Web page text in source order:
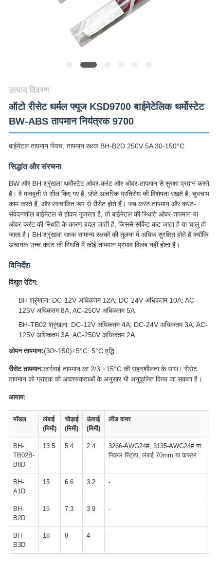
POLICY
उत्पाद विवरण
ऑटो रीसेट थर्मल फ्यूज KSD9700 बाईमेटेलिक थर्मोस्टेट
BW-ABS तापमान नियंत्रक 9700
बाईमेटल तापमान स्विच, तापमान रक्षक BH-B2D 250V 5A 30-150°C
सिद्धांत और संरचना
BW और BH श्रृंखला थर्मोस्टेट ओवर-करंट और ओवर-तापमान से सुरक्षा प्रदान करते
हैं। वे मजबूती से सील किए गए हैं, छोटे आंतरिक प्रतिरोध की विशेषता रखते हैं, चुपचाप
काम करते हैं, और स्वचालित रूप से रीसेट होते हैं। जब करंट तापमान और करंट-
संवेदनशील बाईमेटल से होकर गुजरता है, तो बाईमेटल की स्थिति ओवर-तापमान या
ओवर-करंट की स्थिति के कारण बदल जाती है, जिससे सर्किट कट जाता है या चालू हो
जाता है। BH श्रृंखला रक्षक सामान्य रक्षकों की तुलना में अधिक सुरक्षित होते हैं क्योंकि
अचानक उच्च करंट की स्थिति में कोई तापमान प्रभाव विलंब नहीं होता है।
विनिर्देश
विद्युत रेटिंग:
BH श्रृंखला: DC-12V अधिकतम 12A; DC-24V अधिकतम 10A; AC-
125V अधिकतम 8A; AC-250V अधिकतम 5A
BH-TB02 श्रृंखला: DC-12V अधिकतम 4A; DC-24V अधिकतम 3A; AC-
125V अधिकतम 3A; AC-250V अधिकतम 2A
ओपन तापमान:(30~150)±5°C; 5°C वृद्धि
रीसेट तापमान:कार्रवाई तापमान का 2/3 ±15°C की सहनशीलता के साथ। रीसेट
तापमान को ग्राहक की आवश्यकताओं के अनुसार भी अनुकूलित किया जा सकता है।
आयाम:
मॉडल
लंबाई
(मिमी)
चौड़ाई
(मिमी)
ऊंचाई
(मिमी)
लीड वायर
BH-
TB02B-
B8D
13.5 5.4 2.4
3266-AWG24#, 3135-AWG24# या
निकल स्ट्रिप, लंबाई 70mm या कस्टम
BH-
A1D
15 6.6 3.2 -
BH-
B2D
15 7.3 3.9 -
BH-
B3D
18 8 4 -